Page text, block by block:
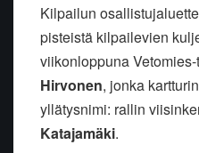
Kilpailun
pisteistä kilpailevien
viikonloppuna
Hirvonen, jonka
yllätysnimi: rallin
Katajamäki.